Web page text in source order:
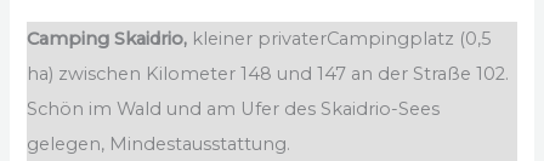
Camping Skaidrio, kleiner privaterCampingplatz (0,5
ha) zwischen Kilometer 148 und 147 an der Straße 102.
Schön im Wald und am Ufer des Skaidrio-Sees
gelegen, Mindestausstattung.